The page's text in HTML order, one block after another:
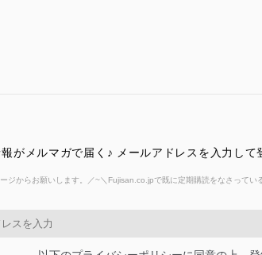
がメルマガで届く♪ メールアドレスを入力して
からお願いします。／~＼Fujisan.co.jpで既に定期購読をなさって